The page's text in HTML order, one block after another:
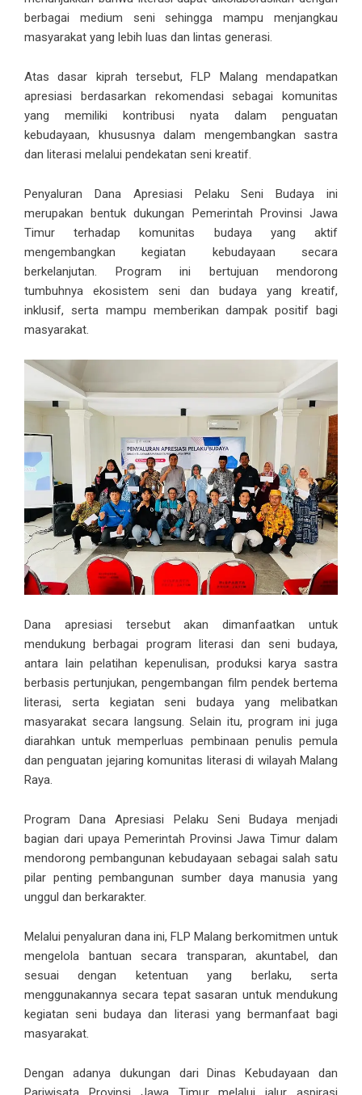
berbagai medium seni sehingga mampu menjangkau
masyarakat yang lebih luas dan lintas generasi.
Atas dasar kiprah tersebut, FLP Malang mendapatkan
apresiasi berdasarkan rekomendasi sebagai komunitas
yang memiliki kontribusi nyata dalam penguatan
kebudayaan, khususnya dalam mengembangkan sastra
dan literasi melalui pendekatan seni kreatif.
Penyaluran Dana Apresiasi Pelaku Seni Budaya ini
merupakan bentuk dukungan Pemerintah Provinsi Jawa
Timur terhadap komunitas budaya yang aktif
mengembangkan kegiatan kebudayaan secara
berkelanjutan. Program ini bertujuan mendorong
tumbuhnya ekosistem seni dan budaya yang kreatif,
inklusif, serta mampu memberikan dampak positif bagi
masyarakat.
Dana apresiasi tersebut akan dimanfaatkan untuk
mendukung berbagai program literasi dan seni budaya,
antara lain pelatihan kepenulisan, produksi karya sastra
berbasis pertunjukan, pengembangan film pendek bertema
literasi, serta kegiatan seni budaya yang melibatkan
masyarakat secara langsung. Selain itu, program ini juga
diarahkan untuk memperluas pembinaan penulis pemula
dan penguatan jejaring komunitas literasi di wilayah Malang
Raya.
Program Dana Apresiasi Pelaku Seni Budaya menjadi
bagian dari upaya Pemerintah Provinsi Jawa Timur dalam
mendorong pembangunan kebudayaan sebagai salah satu
pilar penting pembangunan sumber daya manusia yang
unggul dan berkarakter.
Melalui penyaluran dana ini, FLP Malang berkomitmen untuk
mengelola bantuan secara transparan, akuntabel, dan
sesuai dengan ketentuan yang berlaku, serta
menggunakannya secara tepat sasaran untuk mendukung
kegiatan seni budaya dan literasi yang bermanfaat bagi
masyarakat.
Dengan adanya dukungan dari Dinas Kebudayaan dan